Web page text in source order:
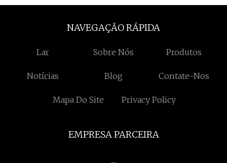
NAVEGAÇÃO RÁPIDA
Lar Sobre Nós Produtos
Notícias Blog Contate-Nos
Mapa Do Site Privacy Policy
EMPRESA PARCEIRA